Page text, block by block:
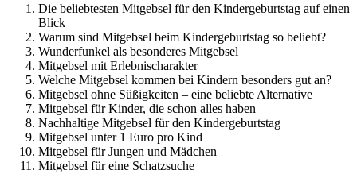
Die beliebtesten Mitgebsel für den Kindergeburtstag auf einen
Blick
Warum sind Mitgebsel beim Kindergeburtstag so beliebt?
Wunderfunkel als besonderes Mitgebsel
Mitgebsel mit Erlebnischarakter
Welche Mitgebsel kommen bei Kindern besonders gut an?
Mitgebsel ohne Süßigkeiten – eine beliebte Alternative
Mitgebsel für Kinder, die schon alles haben
Nachhaltige Mitgebsel für den Kindergeburtstag
Mitgebsel unter 1 Euro pro Kind
Mitgebsel für Jungen und Mädchen
Mitgebsel für eine Schatzsuche